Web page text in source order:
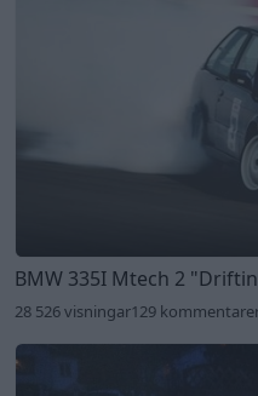
BMW 335I Mtech 2
28 526 visningar129